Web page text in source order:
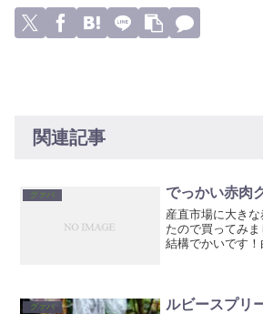
関連記事
グァバ でっかい赤肉
産直市場に大き
たので買ってみ
結構でかいです
ほとんど食べる
グァバ ルビースプリ